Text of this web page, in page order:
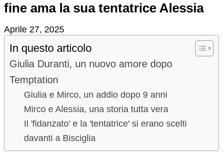
fine ama la sua tentatrice Alessia
Aprile 27, 2025
In questo articolo
Giulia Duranti, un nuovo amore dopo
Temptation
Giulia e Mirco, un addio dopo 9 anni
Mirco e Alessia, una storia tutta vera
Il 'fidanzato' e la 'tentatrice' si erano scelti
davanti a Bisciglia